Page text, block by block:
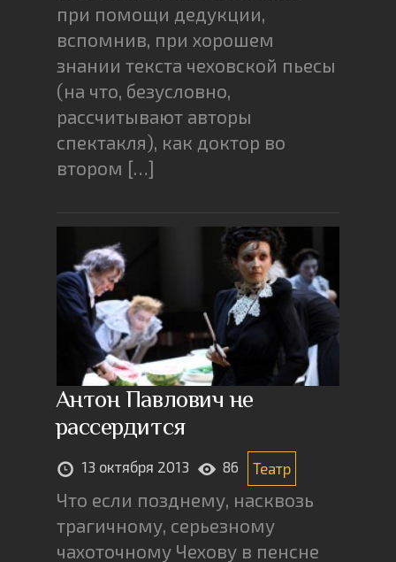
при помощи дедукции,
вспомнив, при хорошем
знании текста чеховской пьесы
(на что, безусловно,
рассчитывают авторы
спектакля), как доктор во
втором […]
Антон Павлович не
рассердится
13 октября 2013 86 Театр
Что если позднему, насквозь
трагичному, серьезному
чахоточному Чехову в пенсне